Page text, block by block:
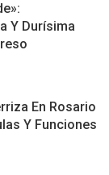
Y Durísima
En Rosario
Y Funciones